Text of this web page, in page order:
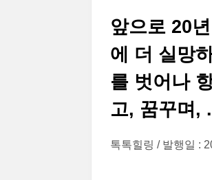
앞으로 20
에 더 실망
를 벗어나
고, 꿈꾸며,
톡톡힐링 발행일 :